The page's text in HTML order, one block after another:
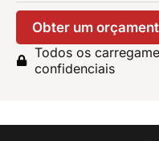
Obter um
Todos os
confidenciais